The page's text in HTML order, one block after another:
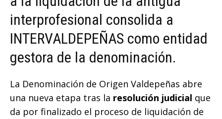
interprofesional consolida a
INTERVALDEPEÑAS como entidad
gestora de la denominación.
La Denominación de Origen Valdepeñas abre
una nueva etapa tras la resolución judicial que
da por finalizado el proceso de liquidación de